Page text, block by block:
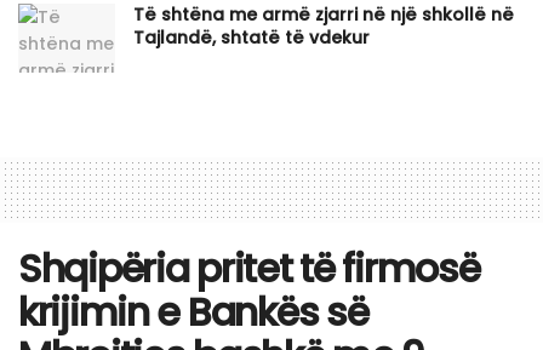
Të shtëna me armë zjarri në një shkollë në
Tajlandë, shtatë të vdekur
Shqipëria pritet të firmosë
krijimin e Bankës së